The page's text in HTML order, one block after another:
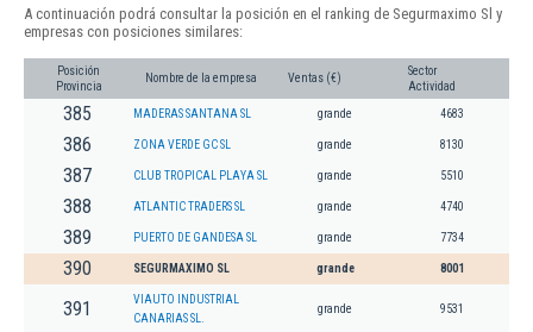
A continuación podrá consultar la posición en el ranking de Segurmaximo Sl y
empresas con posiciones similares:
Posición
Provincia
Nombre de la empresa Ventas (€)
Sector
Actividad
385 MADERAS SANTANA SL grande 4683
386 ZONA VERDE GC SL grande 8130
387 CLUB TROPICAL PLAYA SL grande 5510
388 ATLANTIC TRADERS SL grande 4740
389 PUERTO DE GANDESA SL grande 7734
390 SEGURMAXIMO SL grande 8001
391
VIAUTO INDUSTRIAL
CANARIAS SL.
grande 9531